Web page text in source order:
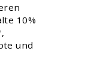
10%
und